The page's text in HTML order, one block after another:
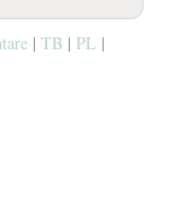
| TB | PL |